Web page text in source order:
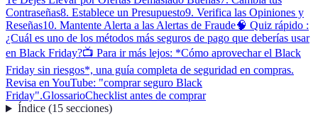
Contraseñas8. Establece un Presupuesto9. Verifica las Opiniones y
Reseñas10. Mantente Alerta a las Alertas de Fraude🧠 Quiz rápido :
¿Cuál es uno de los métodos más seguros de pago que deberías usar
en Black Friday?📺 Para ir más lejos: *Cómo aprovechar el Black
Friday sin riesgos*, una guía completa de seguridad en compras.
Revisa en YouTube: "comprar seguro Black
Friday".GlossarioChecklist antes de comprar
Índice(15 secciones)